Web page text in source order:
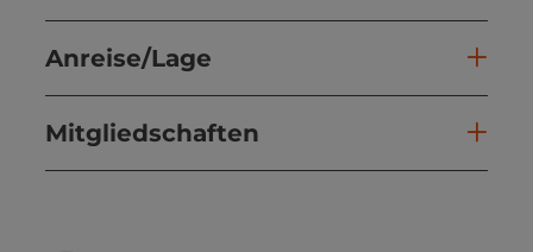
Anreise/Lage
Mitgliedschaften